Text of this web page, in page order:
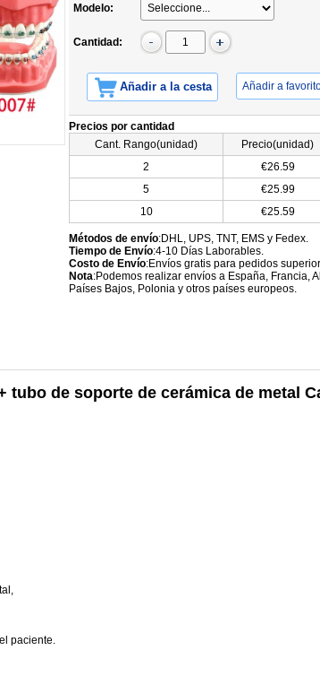
Modelo:
Cantidad:
Añadir a la cesta Añadir a
Precios por cantidad
Cant. Rango(unidad)
Precio(unidad)
2
€26.59
5
€25.99
10
€25.59
Métodos de envío:DHL, UPS, TNT, EMS y Fedex.
Tiempo de Envío:4-10 Días Laborables.
Costo de Envío:Envíos gratis para pedidos
Nota:Podemos realizar envíos a España, Francia,
Países Bajos, Polonia y otros países europeos.
tubo de soporte de cerámica de metal
paciente.